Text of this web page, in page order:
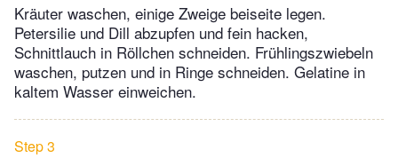
Kräuter waschen, einige Zweige beiseite legen.
Petersilie und Dill abzupfen und fein hacken,
Schnittlauch in Röllchen schneiden. Frühlingszwiebeln
waschen, putzen und in Ringe schneiden. Gelatine in
kaltem Wasser einweichen.
Step 3